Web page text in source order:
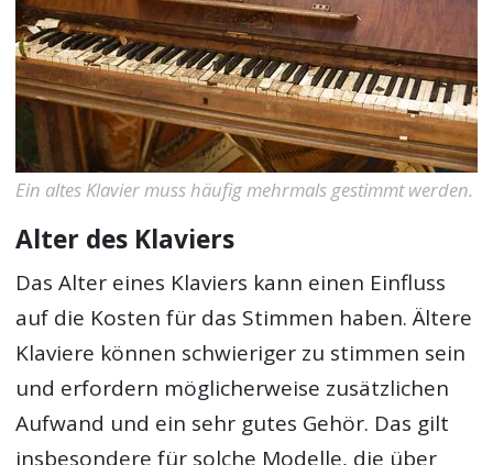
Ein altes Klavier muss häufig mehrmals gestimmt werden.
Alter des Klaviers
Das Alter eines Klaviers kann einen Einfluss
auf die Kosten für das Stimmen haben. Ältere
Klaviere können schwieriger zu stimmen sein
und erfordern möglicherweise zusätzlichen
Aufwand und ein sehr gutes Gehör. Das gilt
insbesondere für solche Modelle, die über